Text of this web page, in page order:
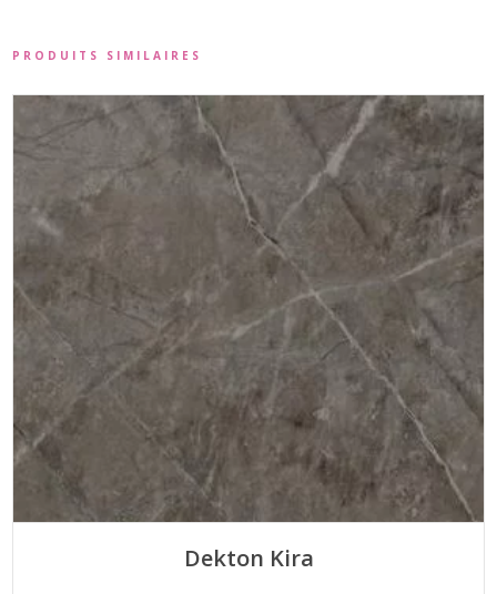
PRODUITS SIMILAIRES
Dekton Kira